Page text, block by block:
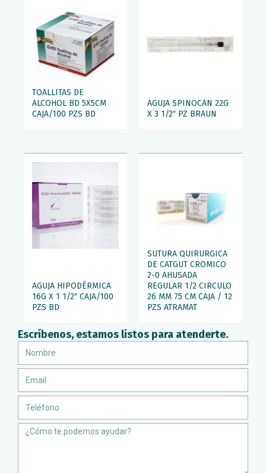
Escríbenos, estamos listos para atenderte.
Message
TOALLITAS DE
ALCOHOL BD 5X5CM
CAJA/100 PZS BD
AGUJA SPINOCAN 22G
X 3 1/2″ PZ BRAUN
AGUJA HIPODÉRMICA
16G X 1 1/2″ CAJA/100
PZS BD
SUTURA QUIRURGICA
DE CATGUT CROMICO
2-0 AHUSADA
REGULAR 1/2 CIRCULO
26 MM 75 CM CAJA / 12
PZS ATRAMAT